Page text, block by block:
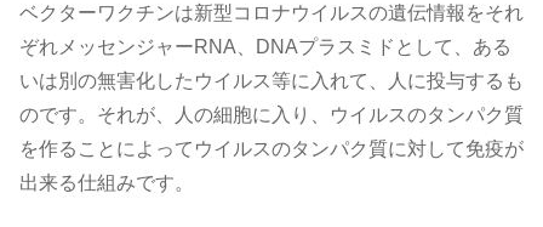
ベクターワクチンは新型コロナウイルスの遺伝情報をそれ
ぞれメッセンジャーRNA、DNAプラスミドとして、ある
いは別の無害化したウイルス等に入れて、人に投与するも
のです。それが、人の細胞に入り、ウイルスのタンパク質
を作ることによってウイルスのタンパク質に対して免疫が
出来る仕組みです。